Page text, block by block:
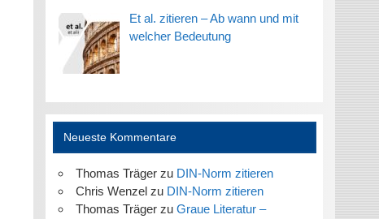
Et al. zitieren – Ab wann und mit
welcher Bedeutung
Neueste Kommentare
Thomas Trägerzu DIN-Norm zitieren
Chris Wenzelzu DIN-Norm zitieren
Thomas Trägerzu Graue Literatur –